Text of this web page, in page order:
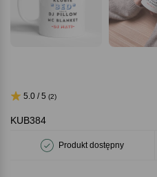
KUB384
Produkt dostępny
5.0 / 5 (2)